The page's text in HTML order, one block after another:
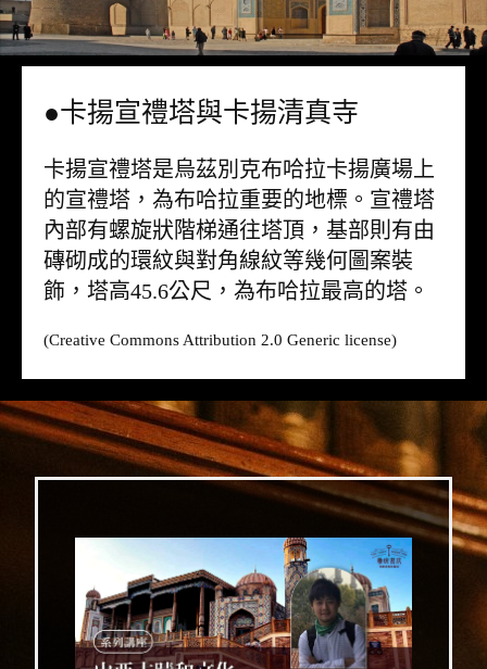
●卡揚宣禮塔與卡揚清真寺
卡揚宣禮塔是烏茲別克布哈拉卡揚廣場上
的宣禮塔，為布哈拉重要的地標。宣禮塔
內部有螺旋狀階梯通往塔頂，基部則有由
磚砌成的環紋與對角線紋等幾何圖案裝
飾，塔高45.6公尺，為布哈拉最高的塔。
(Creative Commons Attribution 2.0 Generic license)